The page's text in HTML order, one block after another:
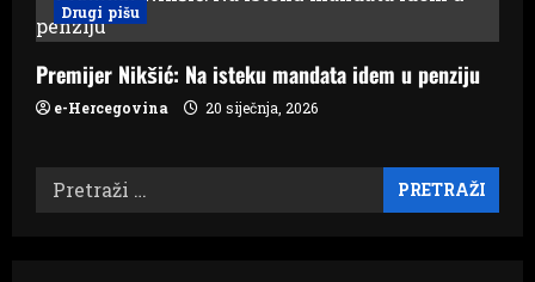
Drugi pišu
Premijer Nikšić: Na isteku mandata idem u penziju
e-Hercegovina 20 siječnja, 2026
Pretraži: